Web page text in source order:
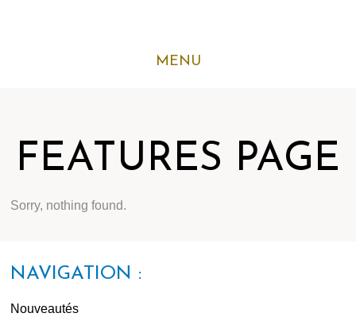
MENU
FEATURES PAGE
Sorry, nothing found.
NAVIGATION :
Nouveautés